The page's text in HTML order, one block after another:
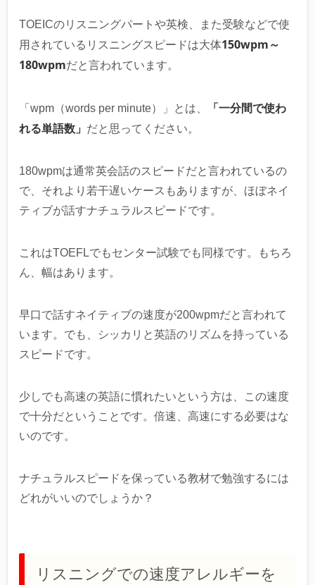
TOEICのリスニングパートや英検、また受験などで使
用されているリスニングスピードは大体150wpm～
180wpmだと言われています。
「wpm（words per minute）」とは、
「一分間で使わ
れる単語数」 だと思ってください。
180wpmは通常英会話のスピードだと言われているの
で、それより若干遅いケースもありますが、ほぼネイ
ティブが話すナチュラルスピードです。
これはTOEFLでもセンター試験でも同様です。もちろ
ん、幅はあります。
早口で話すネイティブの速度が200wpmだと言われて
います。でも、シッカリと英語のリズムを持っている
スピードです。
少しでも高速の英語に慣れたいという方は、この速度
で十分だということです。倍速、高速にする必要はな
いのです。
ナチュラルスピードを保っている教材で勉強するには
どれがいいのでしょうか？
リスニングでの速度アレルギーを